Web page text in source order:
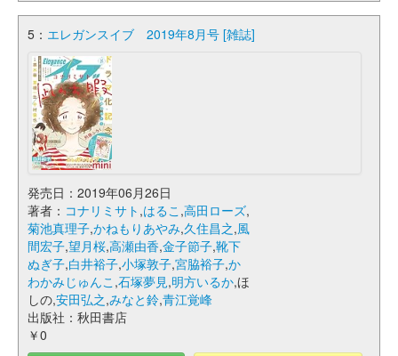
5： エレガンスイブ 2019年8月号 [雑誌]
発売日：2019年06月26日
著者： コナリミサト ,はるこ ,高田ローズ,
菊池真理子,かねもりあやみ,久住昌之,風
間宏子,望月桜,高瀬由香,金子節子,靴下
ぬぎ子,白井裕子,小塚敦子,宮脇裕子,か
わかみじゅんこ ,石塚夢見,明方いるか,ほ
しの,安田弘之,みなと鈴,青江覚峰
出版社：秋田書店
￥0